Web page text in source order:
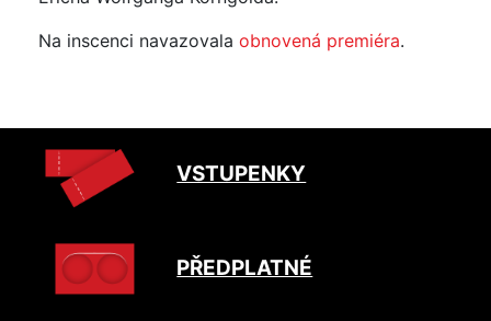
Na inscenci navazovala obnovená premiéra.
VSTUPENKY
PŘEDPLATNÉ